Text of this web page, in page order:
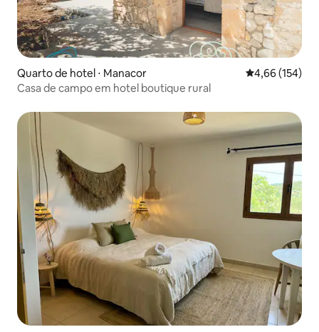
Quarto de hotel ⋅ Manacor 4,66 de uma
4,66 (154)
Casa de campo em hotel boutique rural